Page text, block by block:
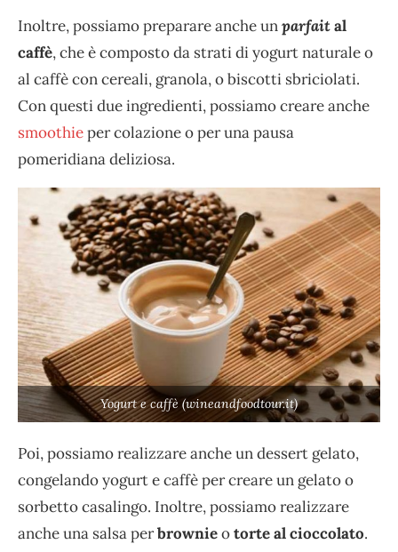
Inoltre, possiamo preparare anche unparfaital
caffè, che è composto da strati di yogurt naturale o
al caffè con cereali, granola, o biscotti sbriciolati.
Con questi due ingredienti, possiamo creare anche
smoothieper colazione o per una pausa
pomeridiana deliziosa.
Yogurt e caffè (wineandfoodtour.it)
Poi, possiamo realizzare anche un dessert gelato,
congelando yogurt e caffè per creare un gelato o
sorbetto casalingo. Inoltre, possiamo realizzare
anche una salsa perbrownieotorte al cioccolato.